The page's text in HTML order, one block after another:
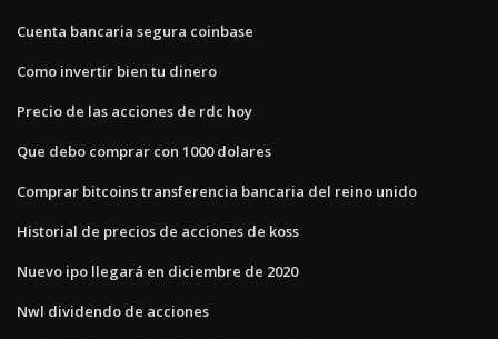
Cuenta bancaria segura coinbase
Como invertir bien tu dinero
Precio de las acciones de rdc hoy
Que debo comprar con 1000 dolares
Comprar bitcoins transferencia bancaria del reino unido
Historial de precios de acciones de koss
Nuevo ipo llegará en diciembre de 2020
Nwl dividendo de acciones